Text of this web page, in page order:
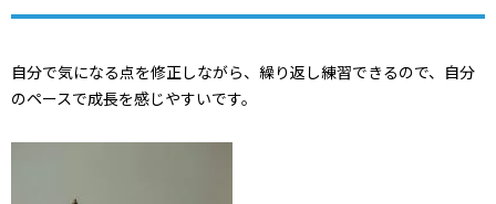
自分で気になる点を修正しながら、繰り返し練習できるので、自分
のペースで成長を感じやすいです。